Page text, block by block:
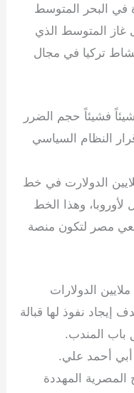
في البحر المتوسط
غاز المتوسط الذي
تركيا في مجال
فشيئاً حجم الضرر
النظام السياسي
الدولارت في خط
وهذا الخط
مصر لتكون منصة
الدولارات
إيجاد نفوذ لها قبالة
باب المندب.
أبي أحمد علي.
المصرية المهددة